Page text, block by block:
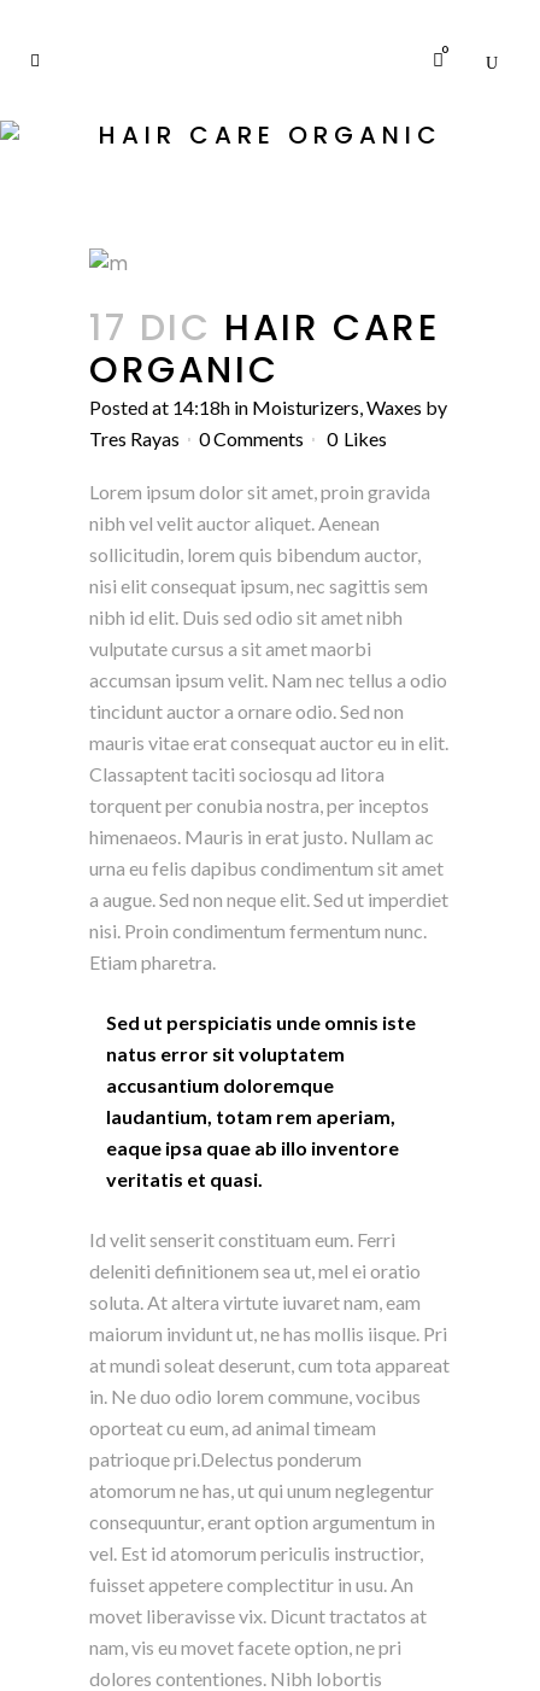
0
HAIR CARE ORGANIC
17 DIC HAIR CARE
ORGANIC
Posted at 14:18h in Moisturizers,Waxes by
Tres Rayas
0 Comments 0 Likes
Lorem ipsum dolor sit amet, proin gravida
nibh vel velit auctor aliquet. Aenean
sollicitudin, lorem quis bibendum auctor,
nisi elit consequat ipsum, nec sagittis sem
nibh id elit. Duis sed odio sit amet nibh
vulputate cursus a sit amet maorbi
accumsan ipsum velit. Nam nec tellus a odio
tincidunt auctor a ornare odio. Sed non
mauris vitae erat consequat auctor eu in elit.
Classaptent taciti sociosqu ad litora
torquent per conubia nostra, per inceptos
himenaeos. Mauris in erat justo. Nullam ac
urna eu felis dapibus condimentum sit amet
a augue. Sed non neque elit. Sed ut imperdiet
nisi. Proin condimentum fermentum nunc.
Etiam pharetra.
Sed ut perspiciatis unde omnis iste
natus error sit voluptatem
accusantium doloremque
laudantium, totam rem aperiam,
eaque ipsa quae ab illo inventore
veritatis et quasi.
Id velit senserit constituam eum. Ferri
deleniti definitionem sea ut, mel ei oratio
soluta. At altera virtute iuvaret nam, eam
maiorum invidunt ut, ne has mollis iisque. Pri
at mundi soleat deserunt, cum tota appareat
in. Ne duo odio lorem commune, vocibus
oporteat cu eum, ad animal timeam
patrioque pri.Delectus ponderum
atomorum ne has, ut qui unum neglegentur
consequuntur, erant option argumentum in
vel. Est id atomorum periculis instructior,
fuisset appetere complectitur in usu. An
movet liberavisse vix. Dicunt tractatos at
nam, vis eu movet facete option, ne pri
dolores contentiones. Nibh lobortis